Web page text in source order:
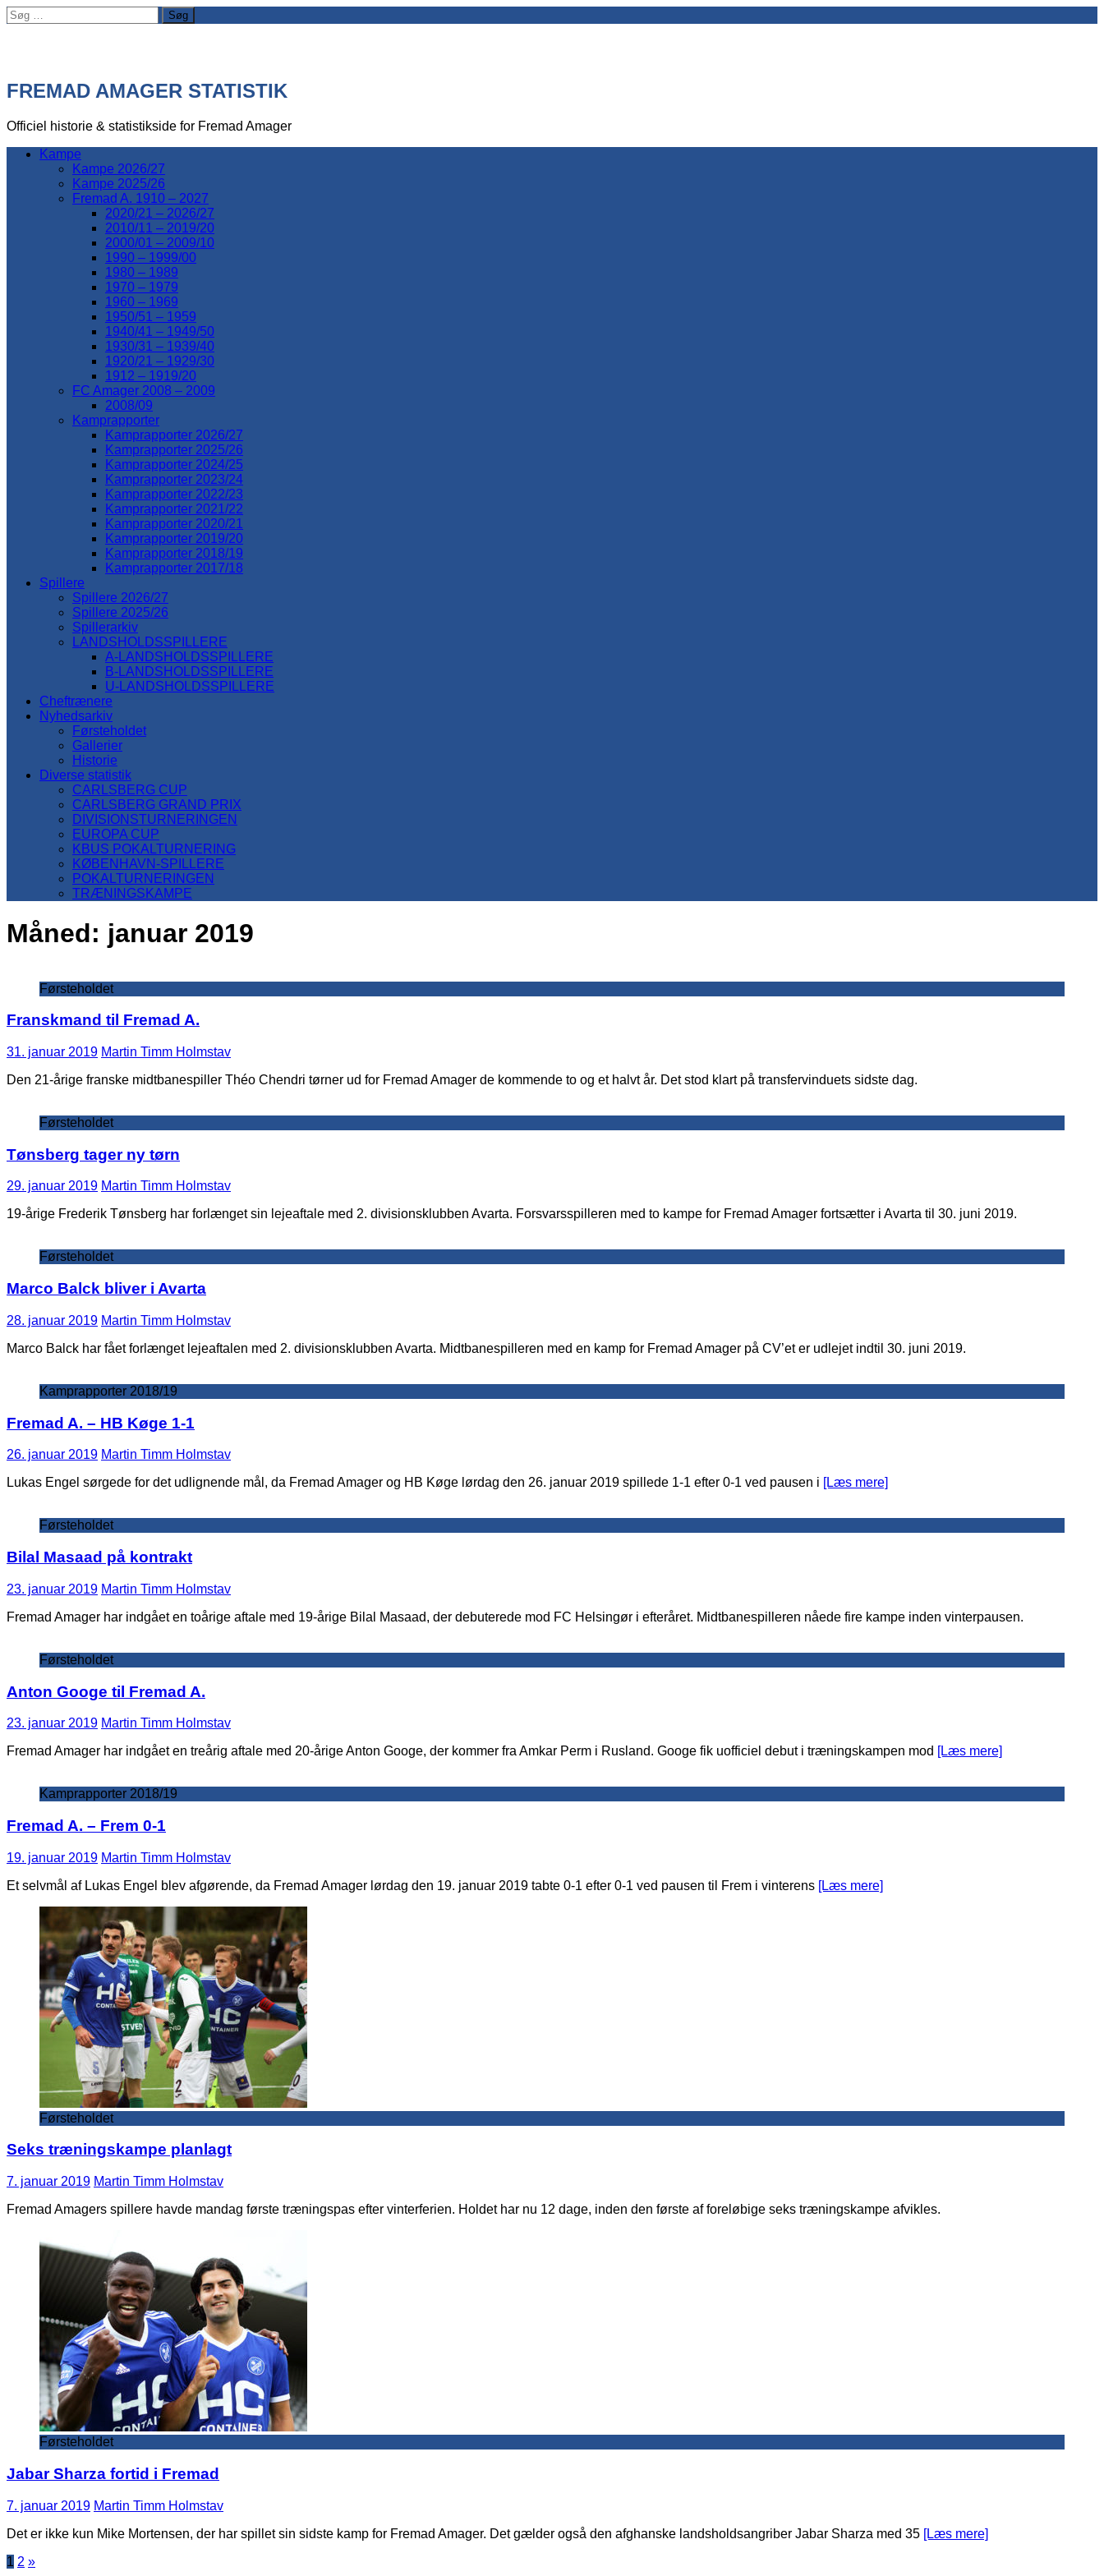
Søg
efter:
FREMAD AMAGER STATISTIK
Officiel historie & statistikside for Fremad Amager
Kampe
Kampe 2026/27
Kampe 2025/26
Fremad A. 1910 – 2027
2020/21 – 2026/27
2010/11 – 2019/20
2000/01 – 2009/10
1990 – 1999/00
1980 – 1989
1970 – 1979
1960 – 1969
1950/51 – 1959
1940/41 – 1949/50
1930/31 – 1939/40
1920/21 – 1929/30
1912 – 1919/20
FC Amager 2008 – 2009
2008/09
Kamprapporter
Kamprapporter 2026/27
Kamprapporter 2025/26
Kamprapporter 2024/25
Kamprapporter 2023/24
Kamprapporter 2022/23
Kamprapporter 2021/22
Kamprapporter 2020/21
Kamprapporter 2019/20
Kamprapporter 2018/19
Kamprapporter 2017/18
Spillere
Spillere 2026/27
Spillere 2025/26
Spillerarkiv
LANDSHOLDSSPILLERE
A-LANDSHOLDSSPILLERE
B-LANDSHOLDSSPILLERE
U-LANDSHOLDSSPILLERE
Cheftrænere
Nyhedsarkiv
Førsteholdet
Gallerier
Historie
Diverse statistik
CARLSBERG CUP
CARLSBERG GRAND PRIX
DIVISIONSTURNERINGEN
EUROPA CUP
KBUS POKALTURNERING
KØBENHAVN-SPILLERE
POKALTURNERINGEN
TRÆNINGSKAMPE
Måned: januar 2019
Førsteholdet
Franskmand til Fremad A.
31. januar 2019 Martin Timm Holmstav
Den 21-årige franske midtbanespiller Théo Chendri tørner ud for Fremad Amager de kommende to og et halvt år. Det stod klart på transfervinduets sidste dag.
Førsteholdet
Tønsberg tager ny tørn
29. januar 2019 Martin Timm Holmstav
19-årige Frederik Tønsberg har forlænget sin lejeaftale med 2. divisionsklubben Avarta. Forsvarsspilleren med to kampe for Fremad Amager fortsætter i Avarta til 30. juni 2019.
Førsteholdet
Marco Balck bliver i Avarta
28. januar 2019 Martin Timm Holmstav
Marco Balck har fået forlænget lejeaftalen med 2. divisionsklubben Avarta. Midtbanespilleren med en kamp for Fremad Amager på CV’et er udlejet indtil 30. juni 2019.
Kamprapporter 2018/19
Fremad A. – HB Køge 1-1
26. januar 2019 Martin Timm Holmstav
Lukas Engel sørgede for det udlignende mål, da Fremad Amager og HB Køge lørdag den 26. januar 2019 spillede 1-1 efter 0-1 ved pausen i [Læs mere]
Førsteholdet
Bilal Masaad på kontrakt
23. januar 2019 Martin Timm Holmstav
Fremad Amager har indgået en toårige aftale med 19-årige Bilal Masaad, der debuterede mod FC Helsingør i efteråret. Midtbanespilleren nåede fire kampe inden vinterpausen.
Førsteholdet
Anton Googe til Fremad A.
23. januar 2019 Martin Timm Holmstav
Fremad Amager har indgået en treårig aftale med 20-årige Anton Googe, der kommer fra Amkar Perm i Rusland. Googe fik uofficiel debut i træningskampen mod [Læs mere]
Kamprapporter 2018/19
Fremad A. – Frem 0-1
19. januar 2019 Martin Timm Holmstav
Et selvmål af Lukas Engel blev afgørende, da Fremad Amager lørdag den 19. januar 2019 tabte 0-1 efter 0-1 ved pausen til Frem i vinterens [Læs mere]
Førsteholdet
Seks træningskampe planlagt
7. januar 2019 Martin Timm Holmstav
Fremad Amagers spillere havde mandag første træningspas efter vinterferien. Holdet har nu 12 dage, inden den første af foreløbige seks træningskampe afvikles.
Førsteholdet
Jabar Sharza fortid i Fremad
7. januar 2019 Martin Timm Holmstav
Det er ikke kun Mike Mortensen, der har spillet sin sidste kamp for Fremad Amager. Det gælder også den afghanske landsholdsangriber Jabar Sharza med 35 [Læs mere]
Indlægsinddeling
1 2 »